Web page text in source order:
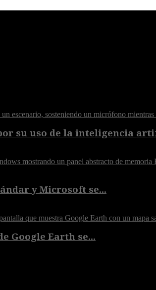
su uso de la inteligencia
y Microsoft se...
Google Earth se...